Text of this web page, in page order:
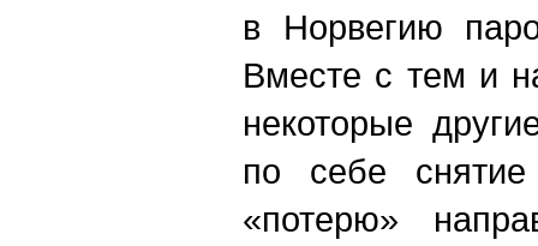
в Норвегию
Вместе с тем и
некоторые
по себе
«потерю»